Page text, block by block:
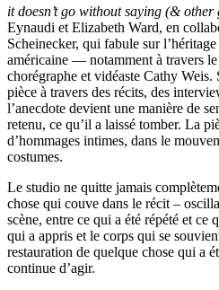
it doesn’t go without saying (& other
Eynaudi et Elizabeth Ward, en
Scheinecker, qui fabule sur
américaine — notamment à travers
chorégraphe et vidéaste Cathy
pièce à travers des récits, des
l’anecdote devient une manière de
retenu, ce qu’il a laissé tomber. La
d’hommages intimes, dans le
costumes.
Le studio ne quitte jamais
chose qui couve dans le récit –
scène, entre ce qui a été répété et ce
qui a appris et le corps qui se
restauration de quelque chose qui a
continue d’agir.